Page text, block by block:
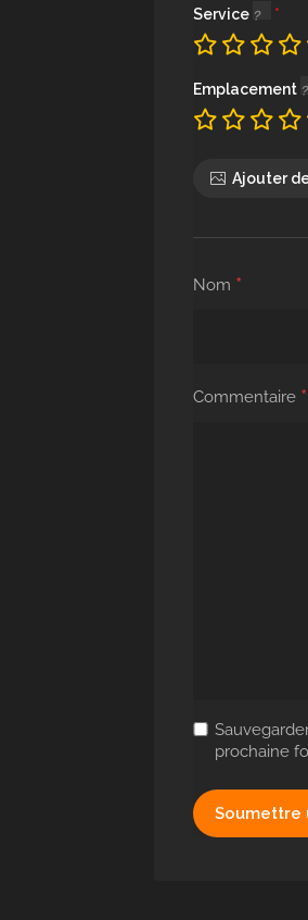
Service
Emplacement
Ajouter
Nom *
Commentaire *
prochaine